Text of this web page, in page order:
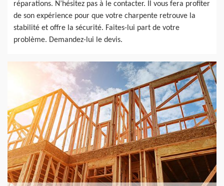
réparations. N’hésitez pas à le contacter. Il vous fera profiter
de son expérience pour que votre charpente retrouve la
stabilité et offre la sécurité. Faites-lui part de votre
problème. Demandez-lui le devis.